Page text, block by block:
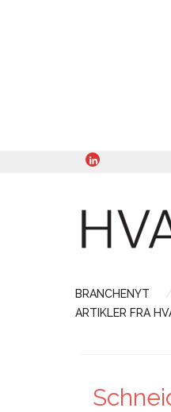
BRANCHENYT
ARTIKLER FRA